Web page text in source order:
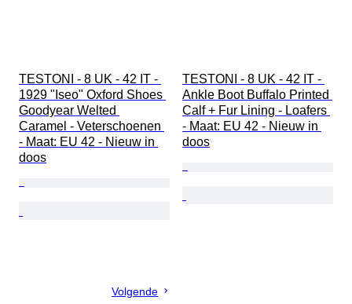
TESTONI - 8 UK - 42 IT -
1929 "Iseo" Oxford Shoes
Goodyear Welted
Caramel - Veterschoenen
- Maat: EU 42 - Nieuw in
doos
TESTONI - 8 UK - 42 IT -
Ankle Boot Buffalo Printed
Calf + Fur Lining - Loafers
- Maat: EU 42 - Nieuw in
doos
Volgende